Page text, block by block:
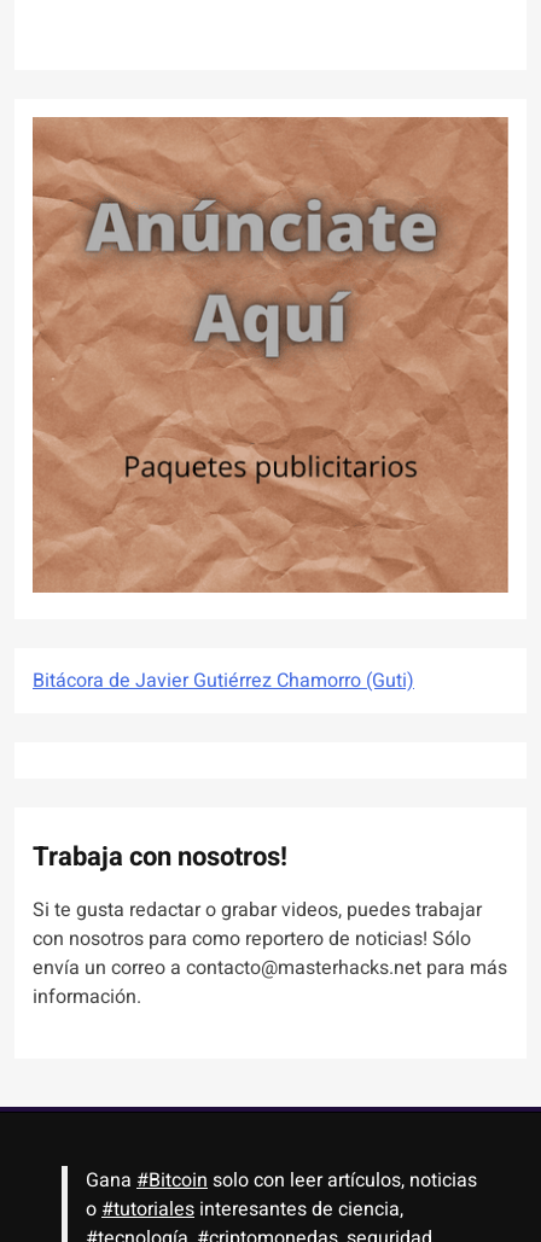
Bitácora de Javier Gutiérrez Chamorro (Guti)
Trabaja con nosotros!
Si te gusta redactar o grabar videos, puedes trabajar
con nosotros para como reportero de noticias! Sólo
envía un correo a contacto@masterhacks.net para más
información.
Gana #Bitcoinsolo con leer artículos, noticias
o#tutoriales interesantes de ciencia,